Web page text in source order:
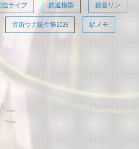
信ライブ 鉄道模型 鏡音リン
音街ウナ誕生祭2026 駅メモ